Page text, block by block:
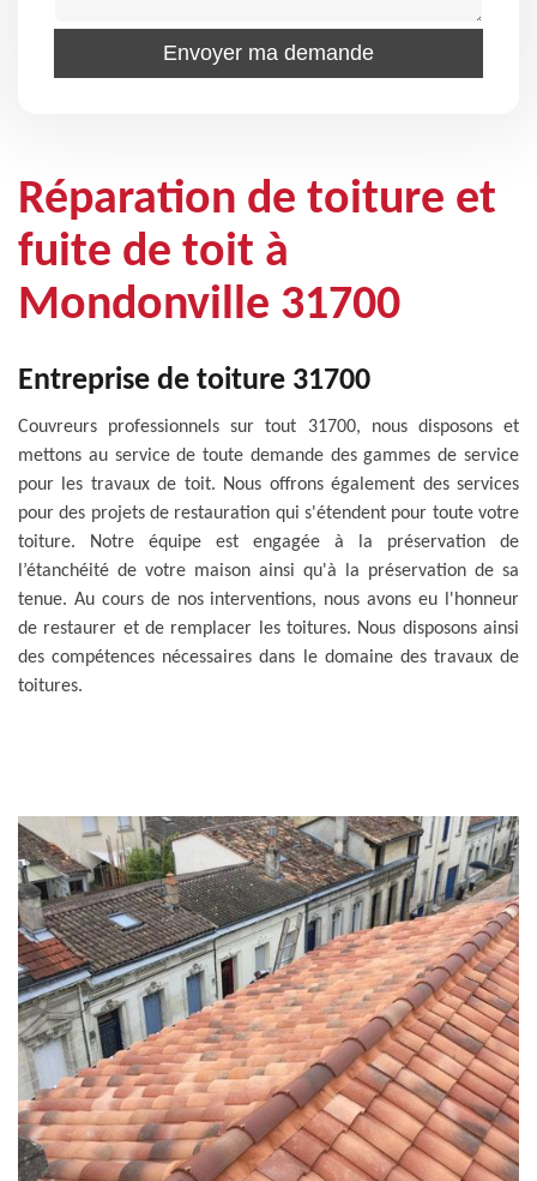
Réparation de toiture et
fuite de toit à
Mondonville 31700
Entreprise de toiture 31700
Couvreurs professionnels sur tout 31700, nous disposons et
mettons au service de toute demande des gammes de service
pour les travaux de toit. Nous offrons également des services
pour des projets de restauration qui s'étendent pour toute votre
toiture. Notre équipe est engagée à la préservation de
l’étanchéité de votre maison ainsi qu'à la préservation de sa
tenue. Au cours de nos interventions, nous avons eu l'honneur
de restaurer et de remplacer les toitures. Nous disposons ainsi
des compétences nécessaires dans le domaine des travaux de
toitures.